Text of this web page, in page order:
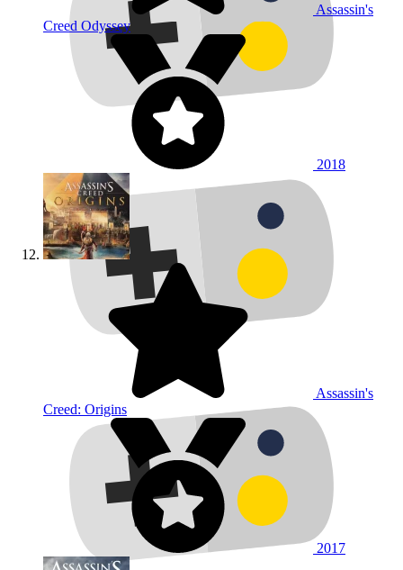
Assassin's
Creed Odyssey
2018
Assassin's
Creed: Origins
2017